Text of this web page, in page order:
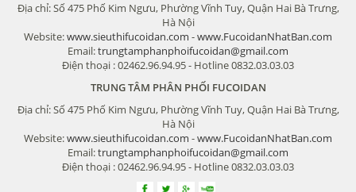
Địa chỉ: Số 475 Phố Kim Ngưu, Phường Vĩnh Tuy, Quận Hai Bà Trưng,
Hà Nội
Website:www.sieuthifucoidan.com -www.FucoidanNhatBan.com
Email:trungtamphanphoifucoidan@gmail.com
Điện thoại : 02462.96.94.95 - Hotline 0832.03.03.03
TRUNG TÂM PHÂN PHỐI FUCOIDAN
Địa chỉ: Số 475 Phố Kim Ngưu, Phường Vĩnh Tuy, Quận Hai Bà Trưng,
Hà Nội
Website:www.sieuthifucoidan.com -www.FucoidanNhatBan.com
Email:trungtamphanphoifucoidan@gmail.com
Điện thoại : 02462.96.94.95 - Hotline 0832.03.03.03